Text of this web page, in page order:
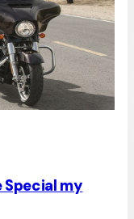
my